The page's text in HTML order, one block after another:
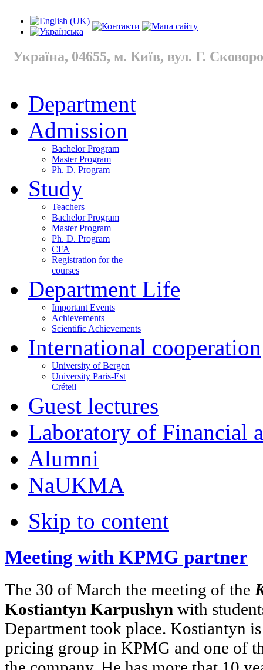
Україна, 04655, м. Київ, вул. Г.
Department
Admission
Bachelor Program
Master Program
Ph. D. Program
Study
Teachers
Bachelor Program
Master Program
Ph. D. Program
CFA
Registration for the
courses
Department Life
Important Events
Achievements
Scientific Achievements
International cooperation
University of Bergen
University Paris-Est
Créteil
Guest lectures
Laboratory of Financial
Alumni
NaUKMA
Skip to content
Meeting with KPMG partner
The 30 of March the meeting of the
Kostiantyn Karpushyn with
Department took place. Kostiantyn
pricing group in KPMG and one of